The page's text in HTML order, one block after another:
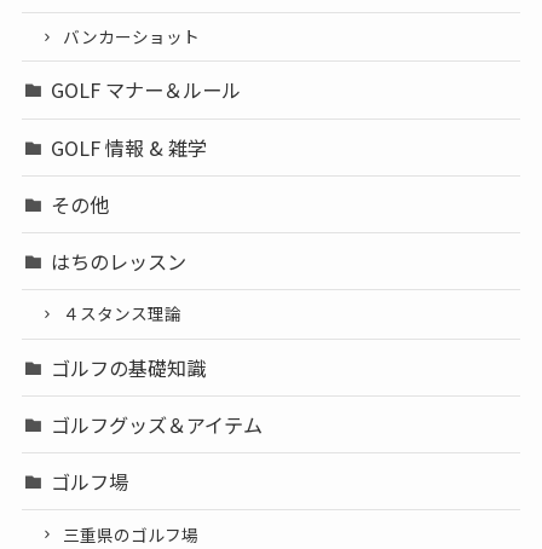
バンカーショット
GOLF マナー＆ルール
GOLF 情報 & 雑学
その他
はちのレッスン
４スタンス理論
ゴルフの基礎知識
ゴルフグッズ＆アイテム
ゴルフ場
三重県のゴルフ場